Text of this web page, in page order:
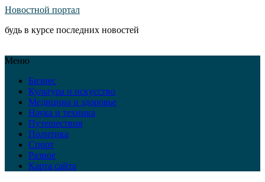
Новостной портал
будь в курсе последних новостей
Меню
Бизнес
Культура и искусство
Медицина и здоровье
Наука и техника
Путешествия
Политика
Спорт
Разное
Карта сайта